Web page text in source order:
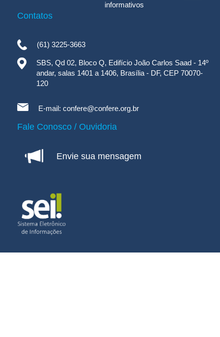
informativos
Contatos
(61) 3225-3663
SBS, Qd 02, Bloco Q, Edifício João Carlos Saad - 14º
andar, salas 1401 a 1406, Brasília - DF, CEP 70070-
120
E-mail: confere@confere.org.br
Fale Conosco / Ouvidoria
Envie sua mensagem